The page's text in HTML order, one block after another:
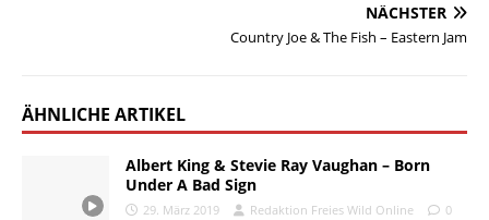
NÄCHSTER
Country Joe & The Fish – Eastern Jam
ÄHNLICHE ARTIKEL
Albert King & Stevie Ray Vaughan – Born
Under A Bad Sign
29. März 2019 Redaktion Freies Wild Online 0